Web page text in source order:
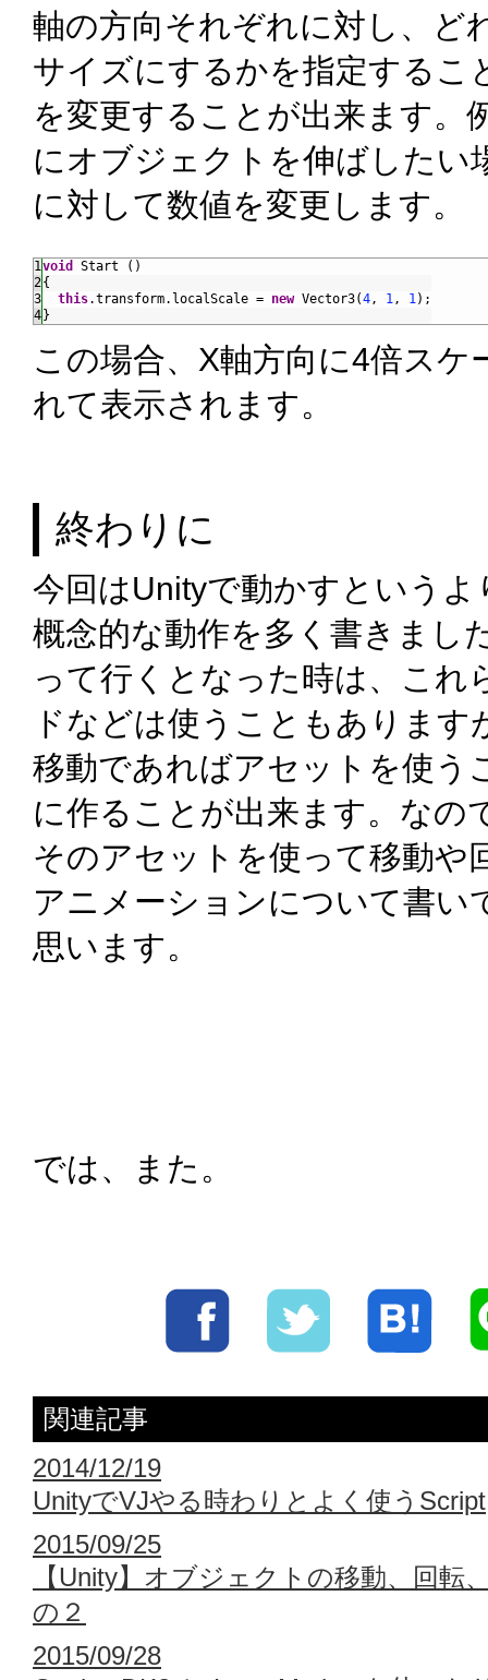
軸の方向それぞれに対し、ど
サイズにするかを指定するこ
を変更することが出来ます。
にオブジェクトを伸ばしたい
に対して数値を変更します。
1
2
3
4
void Start ( )
{
this.transform. localScale = new Vector3(4, 1, 1) ;
}
この場合、X軸方向に4倍スケ
れて表示されます。
終わりに
今回はUnityで動かすというよ
概念的な動作を多く書きまし
って行くとなった時は、これ
ドなどは使うこともあります
移動であればアセットを使う
に作ることが出来ます。なの
そのアセットを使って移動や
アニメーションについて書い
思います。
では、また。
関連記事
2014/12/19
UnityでVJやる時わりとよく使うScript
2015/09/25
【Unity】オブジェクトの移動、回
の２
2015/09/28